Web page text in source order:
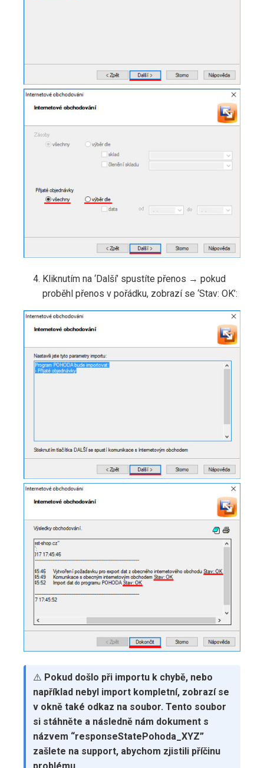
Kliknutím na ‘Další’ spustíte přenos → pokud
proběhl přenos v pořádku, zobrazí se ‘Stav: OK’:
⚠️ Pokud došlo při importu k chybě, nebo
například nebyl import kompletní, zobrazí se
v okně také odkaz na soubor. Tento soubor
si stáhněte a následně nám dokument s
názvem “responseStatePohoda_XYZ”
zašlete na support, abychom zjistili příčinu